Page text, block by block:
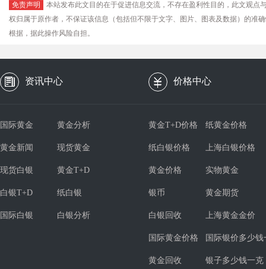
免责声明
本站发布此文目的在于促进信息交流，不存在盈利性目的，此文观
权归属于原作者，不保证该信息（包括但不限于文字、图片、图表及数据）的准
根据，据此操作风险自担。
资讯中心 价格中心
国际黄金 黄金分析
黄金新闻 现货黄金
现货白银 黄金T+D
白银T+D 纸白银
国际白银 白银分析
黄金T+D价格 纸黄金价格
纸白银价格 上海白银价格
黄金价格 实物黄金
银币 黄金期货
白银回收 上海黄金金价
国际黄金价格 国际银价多少钱
黄金回收 银子多少钱一克